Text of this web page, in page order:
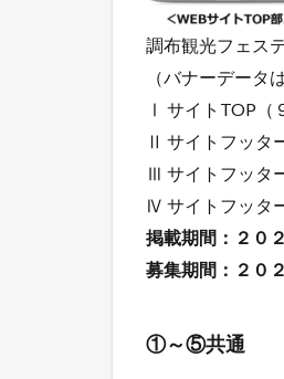
調布観光フェス
（バナーデータ
Ⅰ サイトTOP（
Ⅱ サイトフッタ
Ⅲ サイトフッタ
Ⅳ サイトフッタ
掲載期間：２０
募集期間：２０
①～⑤共通